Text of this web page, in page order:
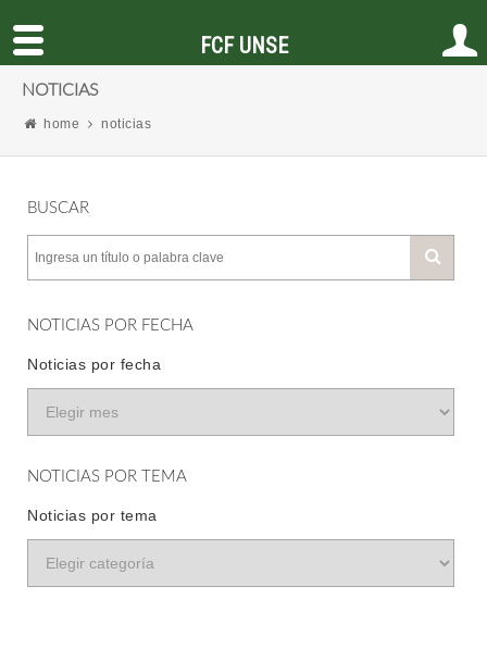
NOTICIAS
home noticias
BUSCAR
NOTICIAS POR FECHA
Noticias por fecha
NOTICIAS POR TEMA
Noticias por tema
FCF UNSE